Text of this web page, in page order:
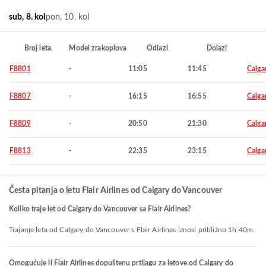
sub, 8. kol pon, 10. kol
Broj leta. Model zrakoplova Odlazi Dolazi
F8801 - 11:05 11:45
F8807 - 16:15 16:55
F8809 - 20:50 21:30
F8813 - 22:35 23:15
Česta pitanja o letu Flair Airlines od Calgary do Vancouver
Koliko traje let od Calgary do Vancouver sa Flair Airlines?
Trajanje leta od Calgary do Vancouver s Flair Airlines iznosi približno 1h 40m.
Omogućuje li Flair Airlines dopuštenu prtljagu za letove od Calgary do